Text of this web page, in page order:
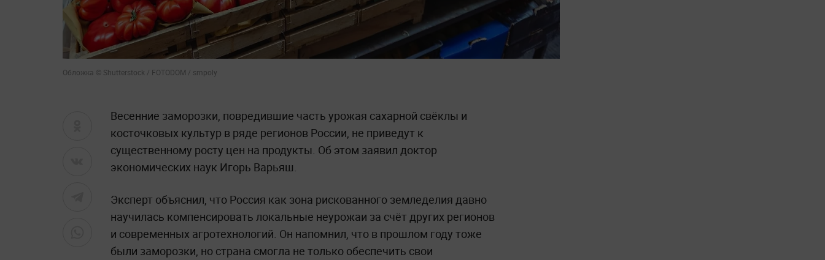
Обложка © Shutterstock / FOTODOM / smpoly
Весенние заморозки, повредившие часть урожая сахарной свёклы и
косточковых культур в ряде регионов России, не приведут к
существенному росту цен на продукты. Об этом заявил доктор
экономических наук Игорь Варьяш.
Эксперт объяснил, что Россия как зона рискованного земледелия давно
научилась компенсировать локальные неурожаи за счёт других регионов
и современных агротехнологий. Он напомнил, что в прошлом году тоже
были заморозки, но страна смогла не только обеспечить свои